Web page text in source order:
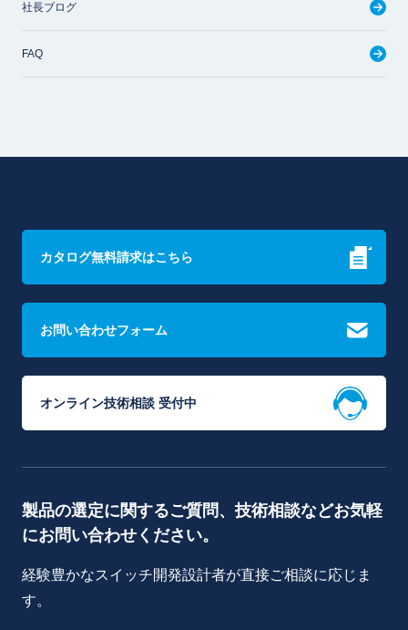
社長ブログ
FAQ
カタログ無料請求はこちら
お問い合わせフォーム
オンライン技術相談 受付中
製品の選定に関するご質問、技術相談などお気軽
にお問い合わせください。
経験豊かなスイッチ開発設計者が直接ご相談に応じま
す。